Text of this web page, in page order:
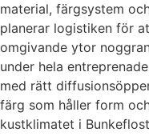
material, färgsystem
planerar logistiken för
omgivande ytor
under hela
med rätt
färg som håller form
kustklimatet i